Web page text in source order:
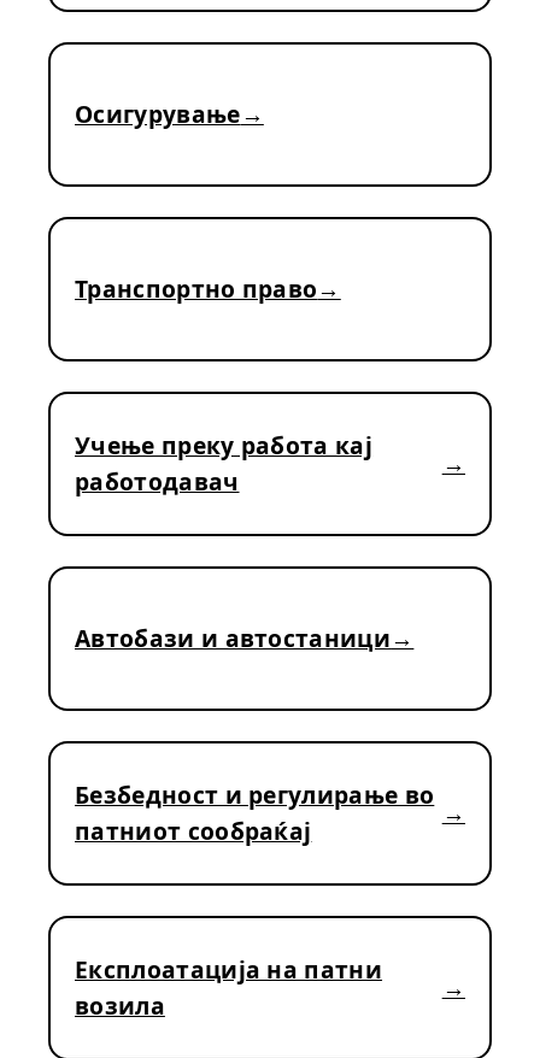
Осигурување
Транспортно право
Учење преку работа кај
работодавач
Автобази и автостаници
Безбедност и регулирање во
патниот сообраќај
Експлоатација на патни
возила